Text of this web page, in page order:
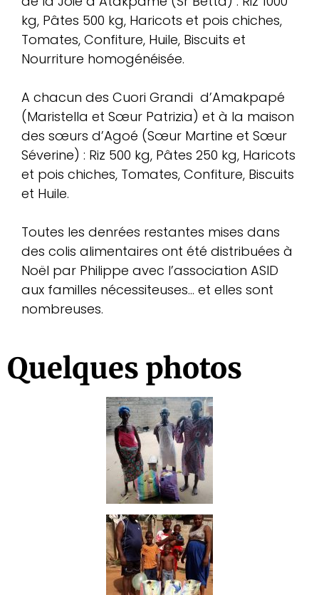
kg, Pâtes 500 kg, Haricots et pois chiches,
Tomates, Confiture, Huile, Biscuits et
Nourriture homogénéisée.
A chacun des Cuori Grandi d’Amakpapé
(Maristella et Sœur Patrizia) et à la maison
des sœurs d’Agoé (Sœur Martine et Sœur
Séverine) : Riz 500 kg, Pâtes 250 kg, Haricots
et pois chiches, Tomates, Confiture, Biscuits
et Huile.
Toutes les denrées restantes mises dans
des colis alimentaires ont été distribuées à
Noël par Philippe avec l’association ASID
aux familles nécessiteuses… et elles sont
nombreuses.
Quelques photos